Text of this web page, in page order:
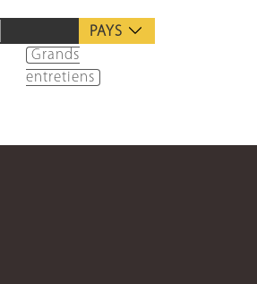
PAYS
Grands
entretiens